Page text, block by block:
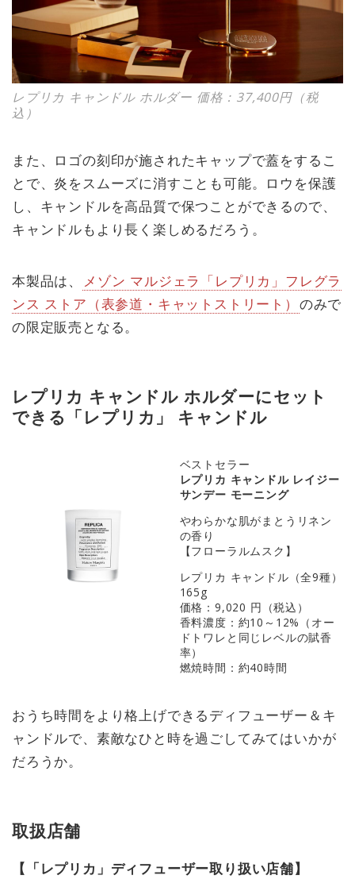
レプリカ キャンドル ホルダー 価格：37,400円（税
込）
また、ロゴの刻印が施されたキャップで蓋をするこ
とで、炎をスムーズに消すことも可能。ロウを保護
し、キャンドルを高品質で保つことができるので、
キャンドルもより長く楽しめるだろう。
本製品は、
メゾン マルジェラ「レプリカ」フレグラ
ンス ストア（表参道・キャットストリート） のみで
の限定販売となる。
レプリカ キャンドル ホルダーにセット
できる「レプリカ」 キャンドル
ベストセラー
レプリカ キャンドル レイジー
サンデー モーニング
やわらかな肌がまとうリネン
の香り
【フローラルムスク】
レプリカ キャンドル（全9種）
165g
価格：9,020 円（税込）
香料濃度：約10～12%（オー
ドトワレと同じレベルの賦香
率）
燃焼時間：約40時間
おうち時間をより格上げできるディフューザー＆キ
ャンドルで、素敵なひと時を過ごしてみてはいかが
だろうか。
取扱店舗
【「レプリカ」ディフューザー取り扱い店舗】